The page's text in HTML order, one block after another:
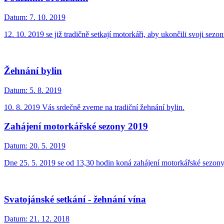
Datum: 7. 10. 2019
12. 10. 2019 se již tradičně setkají motorkáři, aby ukončili svoji
Žehnání bylin
Datum: 5. 8. 2019
10. 8. 2019 Vás srdečně zveme na tradiční žehnání bylin.
Zahájení motorkářské sezony 2019
Datum: 20. 5. 2019
Dne 25. 5. 2019 se od 13,30 hodin koná zahájení motorkářské
Svatojánské setkání - žehnání vína
Datum: 21. 12. 2018